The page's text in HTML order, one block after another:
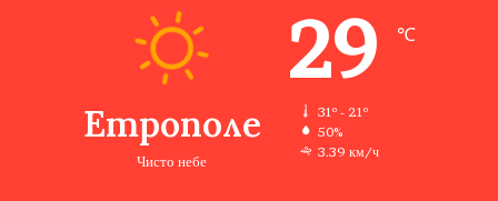
Етрополе
Чисто небе
29 ℃
31º - 21º
50%
3.39 км/ч